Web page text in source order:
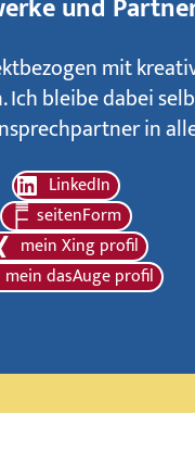
mit
Ich bleibe dabei
in
LinkedIn
seitenForm
mein Xing profil
mein dasAuge profil